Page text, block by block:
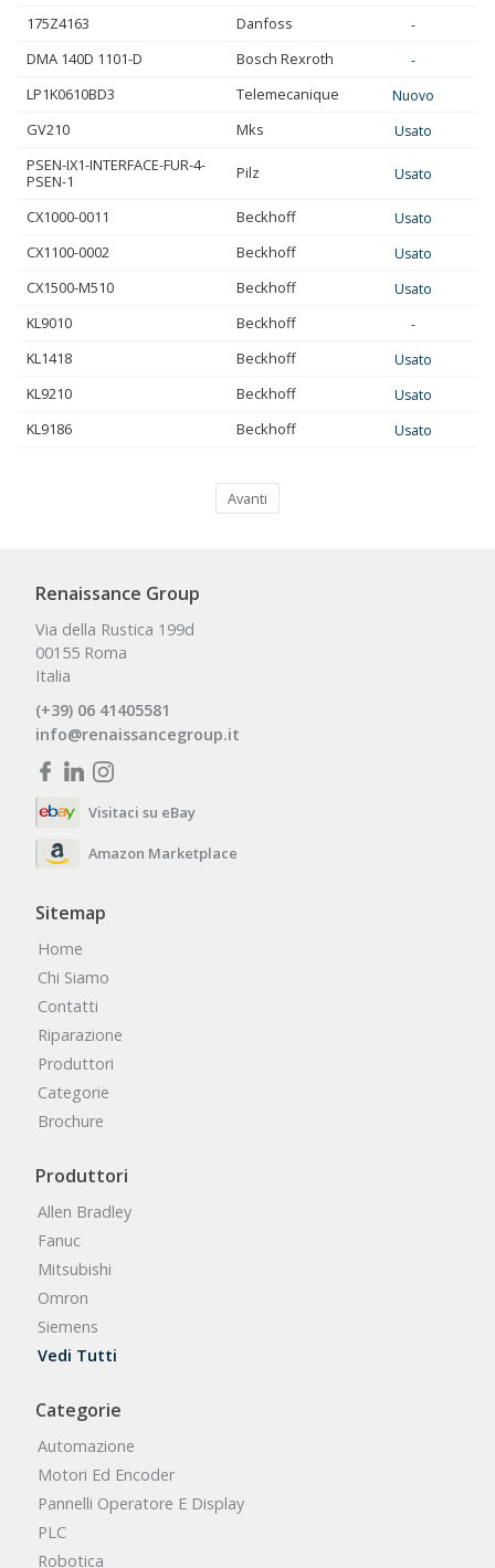
175Z4163 Danfoss -
DMA 140D 1101-D Bosch Rexroth -
LP1K0610BD3 Telemecanique Nuovo
GV210 Mks Usato
PSEN-IX1-INTERFACE-FUR-4-
PSEN-1
Pilz Usato
CX1000-0011 Beckhoff Usato
CX1100-0002 Beckhoff Usato
CX1500-M510 Beckhoff Usato
KL9010 Beckhoff -
KL1418 Beckhoff Usato
KL9210 Beckhoff Usato
KL9186 Beckhoff Usato
Avanti
Renaissance Group
Via della Rustica 199d
00155 Roma
Italia
(+39) 06 41405581
info@renaissancegroup.it
Visitaci su eBay
Amazon Marketplace
Sitemap
Home
Chi Siamo
Contatti
Riparazione
Produttori
Categorie
Brochure
Produttori
Allen Bradley
Fanuc
Mitsubishi
Omron
Siemens
Vedi Tutti
Categorie
Automazione
Motori Ed Encoder
Pannelli Operatore E Display
PLC
Robotica